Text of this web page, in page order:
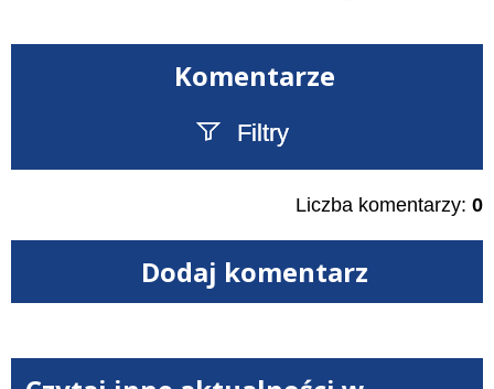
Komentarze
Filtry
Liczba komentarzy: 0
Dodaj komentarz